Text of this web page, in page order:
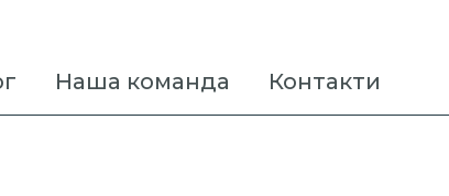
Наша команда Контакти